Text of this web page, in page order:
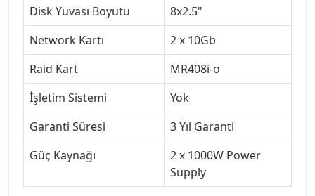
Disk Yuvası Boyutu
8x2.5"
Network Kartı
2 x 10Gb
Raid Kart
MR408i-o
İşletim Sistemi
Yok
Garanti Süresi
3 Yıl Garanti
Güç Kaynağı
2 x 1000W Power
Supply